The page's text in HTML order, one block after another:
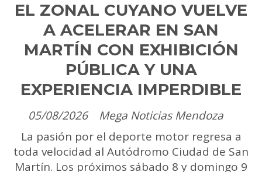
EL ZONAL CUYANO VUELVE
A ACELERAR EN SAN
MARTÍN CON EXHIBICIÓN
PÚBLICA Y UNA
EXPERIENCIA IMPERDIBLE
Mega Noticias Mendoza
05/08/2026
La pasión por el deporte motor regresa a
toda velocidad al Autódromo Ciudad de San
Martín. Los próximos sábado 8 y domingo 9